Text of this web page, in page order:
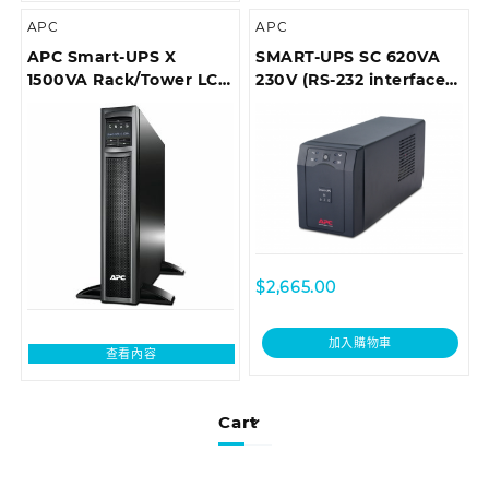
Cart
APC
APC Smart-UPS X
1500VA Rack/Tower LCD
查看內容
APC
SMART-UPS SC 620VA
230V (RS-232 interface),
$2,665.00
加入購物車